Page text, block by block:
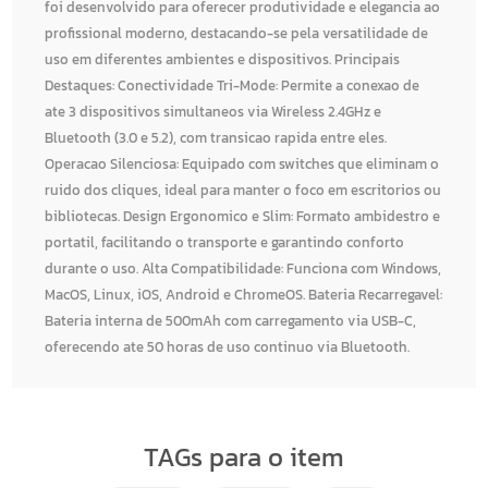
foi desenvolvido para oferecer produtividade e elegancia ao
profissional moderno, destacando-se pela versatilidade de
uso em diferentes ambientes e dispositivos. Principais
Destaques: Conectividade Tri-Mode: Permite a conexao de
ate 3 dispositivos simultaneos via Wireless 2.4GHz e
Bluetooth (3.0 e 5.2), com transicao rapida entre eles.
Operacao Silenciosa: Equipado com switches que eliminam o
ruido dos cliques, ideal para manter o foco em escritorios ou
bibliotecas. Design Ergonomico e Slim: Formato ambidestro e
portatil, facilitando o transporte e garantindo conforto
durante o uso. Alta Compatibilidade: Funciona com Windows,
MacOS, Linux, iOS, Android e ChromeOS. Bateria Recarregavel:
Bateria interna de 500mAh com carregamento via USB-C,
oferecendo ate 50 horas de uso continuo via Bluetooth.
TAGs para o item